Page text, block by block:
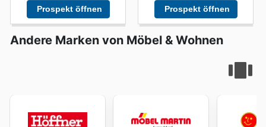
Prospekt öffnen Prospekt öffnen
Andere Marken von Möbel & Wohnen